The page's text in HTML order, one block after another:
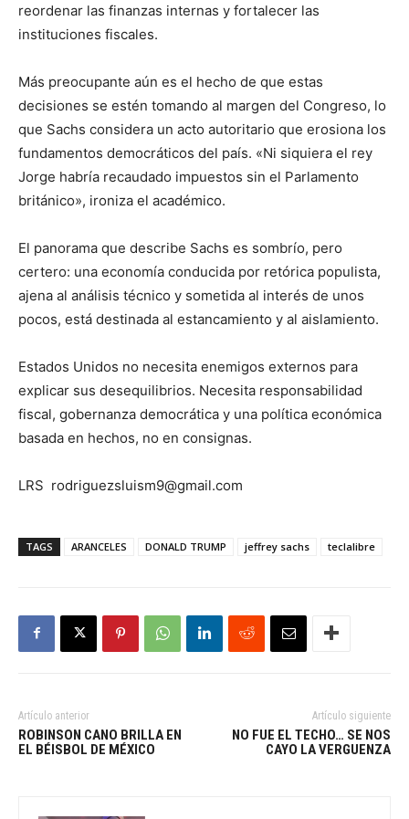
reordenar las finanzas internas y fortalecer las
instituciones fiscales.
Más preocupante aún es el hecho de que estas
decisiones se estén tomando al margen del Congreso, lo
que Sachs considera un acto autoritario que erosiona los
fundamentos democráticos del país. «Ni siquiera el rey
Jorge habría recaudado impuestos sin el Parlamento
británico», ironiza el académico.
El panorama que describe Sachs es sombrío, pero
certero: una economía conducida por retórica populista,
ajena al análisis técnico y sometida al interés de unos
pocos, está destinada al estancamiento y al aislamiento.
Estados Unidos no necesita enemigos externos para
explicar sus desequilibrios. Necesita responsabilidad
fiscal, gobernanza democrática y una política económica
basada en hechos, no en consignas.
LRS rodriguezsluism9@gmail.com
TAGS ARANCELES DONALD TRUMP jeffrey sachs teclalibre
Artículo anterior
ROBINSON CANO BRILLA EN
EL BÉISBOL DE MÉXICO
Artículo siguiente
NO FUE EL TECHO… SE NOS
CAYO LA VERGUENZA